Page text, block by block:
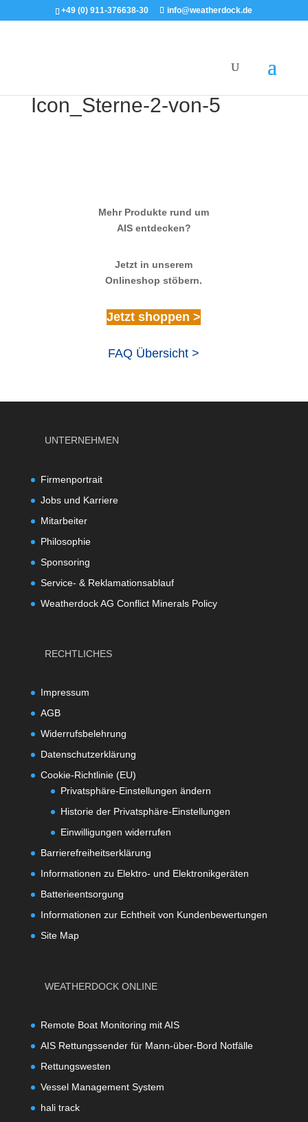
+49 (0) 911-376638-30 info@weatherdock.de
Icon_Sterne-2-von-5
Mehr Produkte rund um
AIS entdecken?
Jetzt in unserem
Onlineshop stöbern.
Jetzt shoppen >
FAQ Übersicht >
UNTERNEHMEN
Firmenportrait
Jobs und Karriere
Mitarbeiter
Philosophie
Sponsoring
Service- & Reklamationsablauf
Weatherdock AG Conflict Minerals Policy
RECHTLICHES
Impressum
AGB
Widerrufsbelehrung
Datenschutzerklärung
Cookie-Richtlinie (EU)
Privatsphäre-Einstellungen ändern
Historie der Privatsphäre-Einstellungen
Einwilligungen widerrufen
Barrierefreiheitserklärung
Informationen zu Elektro- und Elektronikgeräten
Batterieentsorgung
Informationen zur Echtheit von Kundenbewertungen
Site Map
WEATHERDOCK ONLINE
Remote Boat Monitoring mit AIS
AIS Rettungssender für Mann-über-Bord Notfälle
Rettungswesten
Vessel Management System
hali track